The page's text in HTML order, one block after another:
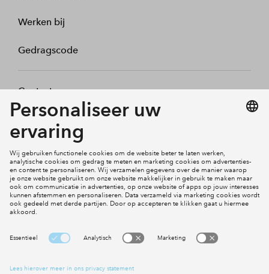
Werken bij
Gedragscode
Contact
Mijn profiel
Social Media
Cookies